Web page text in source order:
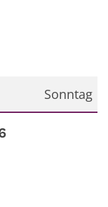
Sonntag